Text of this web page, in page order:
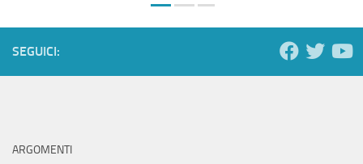
SEGUICI:
ARGOMENTI